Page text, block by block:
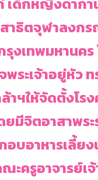
สาธิตจุฬาลงก
งเทพมหานคร
ระเจ้าอยู่หัว ท
าฯให้จัดตั้งโร
ยมีจิตอาสาพร
อบอาหารเลี้ย
ะครูอาจารย์เ